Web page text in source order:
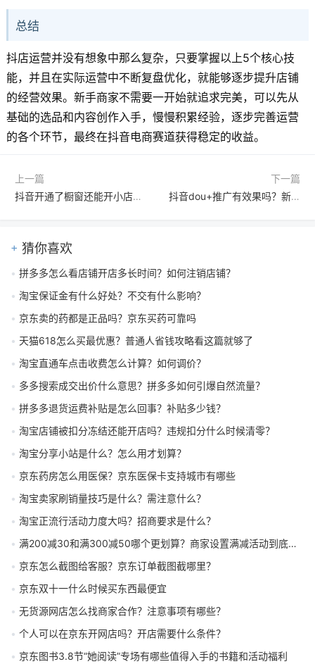
总结
抖店运营并没有想象中那么复杂，只要掌握以上5个核心技
能，并且在实际运营中不断复盘优化，就能够逐步提升店铺
的经营效果。新手商家不需要一开始就追求完美，可以先从
基础的选品和内容创作入手，慢慢积累经验，逐步完善运营
的各个环节，最终在抖音电商赛道获得稳定的收益。
上一篇
抖音开通了橱窗还能开小店吗？两者有何区别？
下一篇
抖音dou+推广有效果吗？新账号应该如何投放dou+？
猜你喜欢
拼多多怎么看店铺开店多长时间？如何注销店铺？
淘宝保证金有什么好处？不交有什么影响？
京东卖的药都是正品吗？京东买药可靠吗
天猫618怎么买最优惠？普通人省钱攻略看这篇就够了
淘宝直通车点击收费怎么计算？如何调价？
多多搜索成交出价什么意思？拼多多如何引爆自然流量？
拼多多退货运费补贴是怎么回事？补贴多少钱？
淘宝店铺被扣分冻结还能开店吗？违规扣分什么时候清零？
淘宝分享小站是什么？怎么用才划算？
京东药房怎么用医保？京东医保卡支持城市有哪些
淘宝卖家刷销量技巧是什么？需注意什么？
淘宝正流行活动力度大吗？招商要求是什么？
满200减30和满300减50哪个更划算？商家设置满减活动到底有什么好处？
京东怎么截图给客服？京东订单截图截哪里？
京东双十一什么时候买东西最便宜
无货源网店怎么找商家合作？注意事项有哪些？
个人可以在京东开网店吗？开店需要什么条件？
京东图书3.8节“她阅读”专场有哪些值得入手的书籍和活动福利